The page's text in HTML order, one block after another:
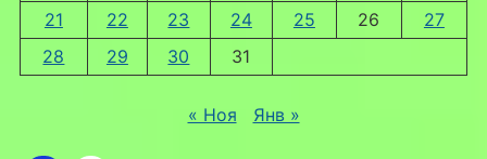
21
22 23 24 25 26
27
28
29 30 31
« Ноя Янв »